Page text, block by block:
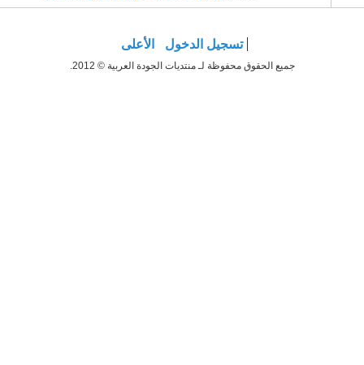
تسجيل الدخول الأعلى
جميع الحقوق محفوظة لـ منتديات الجودة العربية © 2012.